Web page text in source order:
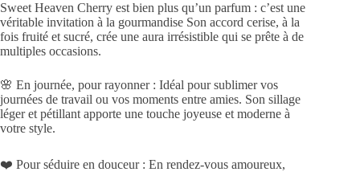
Sweet Heaven Cherry est bien plus qu’un parfum : c’est une
véritable invitation à la gourmandise Son accord cerise, à la
fois fruité et sucré, crée une aura irrésistible qui se prête à de
multiples occasions.
🌸 En journée, pour rayonner : Idéal pour sublimer vos
journées de travail ou vos moments entre amies. Son sillage
léger et pétillant apporte une touche joyeuse et moderne à
votre style.
❤️ Pour séduire en douceur : En rendez-vous amoureux,